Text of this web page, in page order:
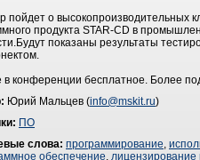
пойдет о высокопроизводительных
продукта STAR-CD в
показаны результаты
в конференции бесплатное. Более
Юрий Мальцев (info@mskit.ru)
ПО
слова: программирование,
обеспечение, лицензирование